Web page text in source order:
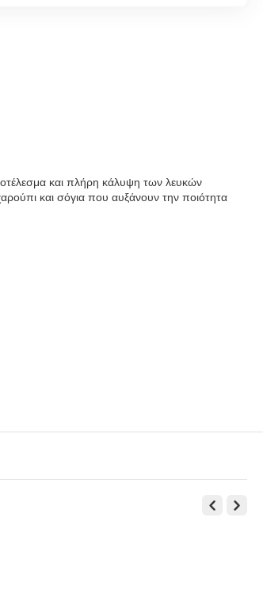
και πλήρη κάλυψη των λευκών
και σόγια που αυξάνουν την ποιότητα